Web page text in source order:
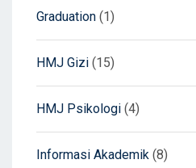
Graduation (1)
HMJ Gizi (15)
HMJ Psikologi (4)
Informasi Akademik (8)